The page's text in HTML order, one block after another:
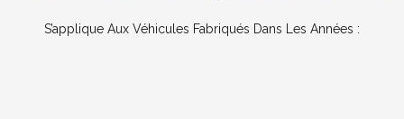
S’applique Aux Véhicules Fabriqués Dans Les Années :